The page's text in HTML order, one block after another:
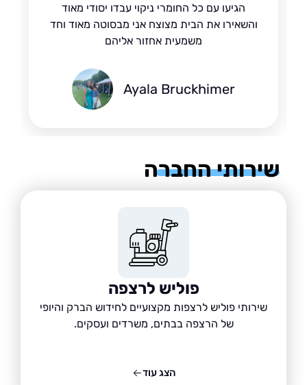
הגיעו עם כל החומרי ניקוי עבדו יסודי מאוד
והשאירו את הבית מצוצח אני מבסוטה מאוד וחד
משמעית אחזור אליהם
Ayala Bruckhimer
החברה
פוליש לרצפה
שירותי פוליש לרצפות מקצועיים לחידוש הברק והיופי
של הרצפה בבתים, משרדים ועסקים.